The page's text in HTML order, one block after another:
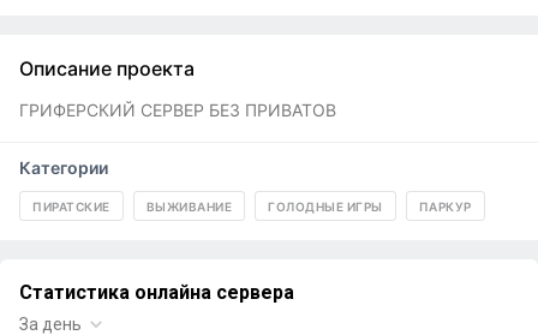
Описание проекта
ГРИФЕРСКИЙ СЕРВЕР БЕЗ ПРИВАТОВ
Категории
ПИРАТСКИЕ ВЫЖИВАНИЕ ГОЛОДНЫЕ ИГРЫ ПАРКУР